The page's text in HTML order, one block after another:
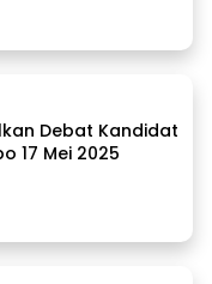
Debat Kandidat
17 Mei 2025